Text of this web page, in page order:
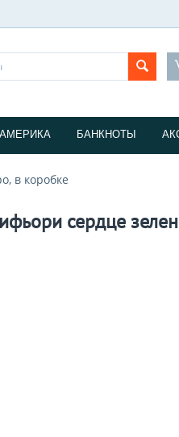
АМЕРИКА БАНКНОТЫ
в коробке
сердце